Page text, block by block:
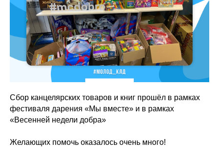
Сбор канцелярских товаров и книг прошёл в рамках
фестиваля дарения «Мы вместе» и в рамках
«Весенней недели добра»
Желающих помочь оказалось очень много!